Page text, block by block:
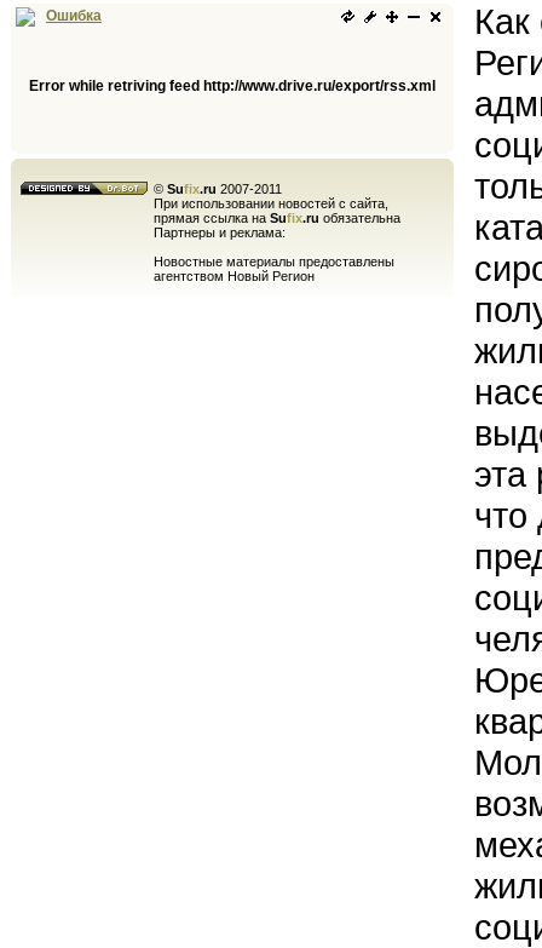
Ошибка
Error while retriving feed http://www.drive.ru/export/rss.xml
© Sufix.ru 2007-2011
При использовании новостей с сайта,
прямая ссылка на Sufix.ru обязательна
Партнеры и реклама:
Новостные материалы предоставлены
агентством Новый Регион
эта
что